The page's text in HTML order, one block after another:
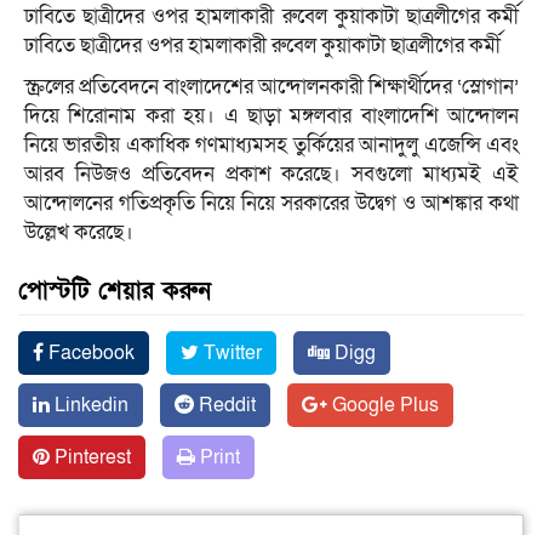
ঢাবিতে ছাত্রীদের ওপর হামলাকারী রুবেল কুয়াকাটা ছাত্রলীগের কর্মী
ঢাবিতে ছাত্রীদের ওপর হামলাকারী রুবেল কুয়াকাটা ছাত্রলীগের কর্মী
স্ক্রলের প্রতিবেদনে বাংলাদেশের আন্দোলনকারী শিক্ষার্থীদের ‘স্লোগান’
দিয়ে শিরোনাম করা হয়। এ ছাড়া মঙ্গলবার বাংলাদেশি আন্দোলন
নিয়ে ভারতীয় একাধিক গণমাধ্যমসহ তুর্কিয়ের আনাদুলু এজেন্সি এবং
আরব নিউজও প্রতিবেদন প্রকাশ করেছে। সবগুলো মাধ্যমই এই
আন্দোলনের গতিপ্রকৃতি নিয়ে নিয়ে সরকারের উদ্বেগ ও আশঙ্কার কথা
উল্লেখ করেছে।
পোস্টটি শেয়ার করুন
Facebook Twitter
Digg
Linkedin
Reddit
Google Plus
Pinterest
Print